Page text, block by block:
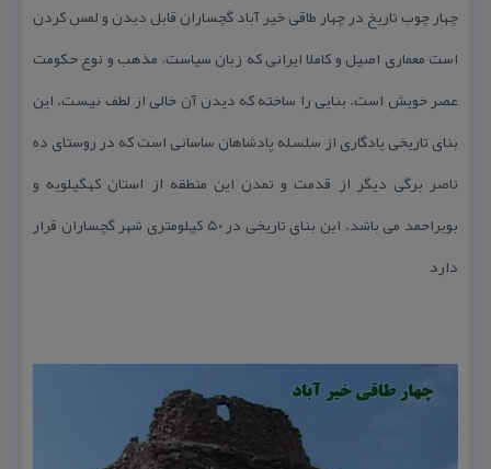
چهار چوب تاریخ در چهار طاقی خیر آباد گچساران قابل دیدن و لمس كردن
است معماری اصیل و كاملا ایرانی كه زبان سیاست، مذهب و نوع حكومت
عصر خویش است. بنایی را ساخته كه دیدن آن خالی از لطف نیست. این
بنای تاریخی یادگاری از سلسله پادشاهان ساسانی است كه در روستای ده
ناصر برگی دیگر از قدمت و تمدن این منطقه از استان كهگیلویه و
بویراحمد می باشد. این بنای تاریخی در ۵۰ كیلومتری شهر گچساران قرار
دارد